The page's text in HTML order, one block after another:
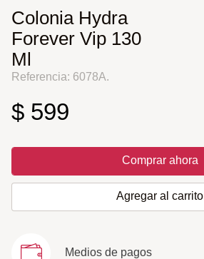
Colonia Hydra
Forever Vip 130
Ml
Referencia: 6078A.
$ 599
Comprar ahora
Agregar al carrito
Medios de pagos